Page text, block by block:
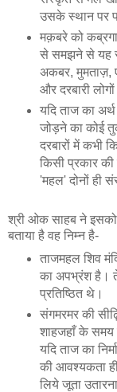
उसके स्थान पर
मक़बरे को
से समझने से यह
अकबर, मुमताज़,
और दरबारी
यदि ताज का
जोड़ने का कोई
दरबारों में कभी
किसी प्रकार
'महल' दोनों ही
श्री ओक साहब ने इसको
बताया है वह निम्न है-
ताजमहल शिव
का अपभ्रंश है।
प्रतिष्ठित थे।
संगमरमर की
शाहजहाँ के समय
यदि ताज का
की आवश्यकता
लिये जूता उतारना